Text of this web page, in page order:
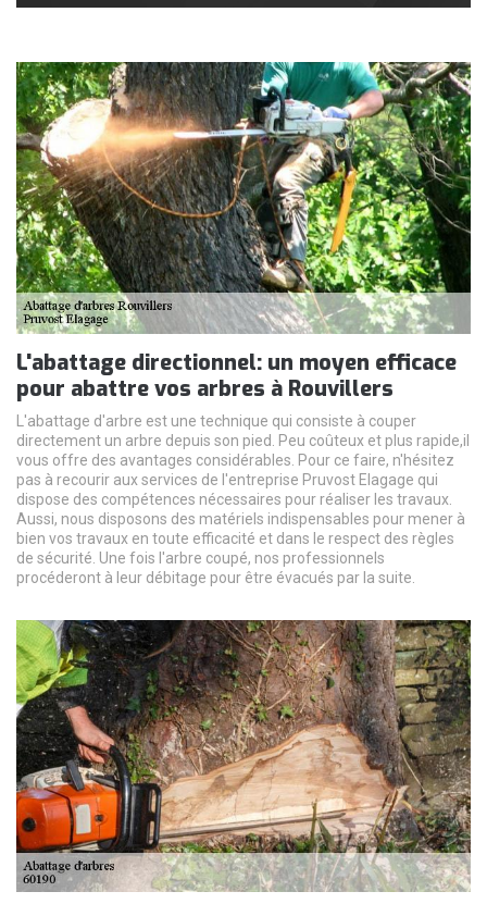
L'abattage directionnel: un moyen efficace
pour abattre vos arbres à Rouvillers
L'abattage d'arbre est une technique qui consiste à couper
directement un arbre depuis son pied. Peu coûteux et plus rapide,il
vous offre des avantages considérables. Pour ce faire, n'hésitez
pas à recourir aux services de l'entreprise Pruvost Elagage qui
dispose des compétences nécessaires pour réaliser les travaux.
Aussi, nous disposons des matériels indispensables pour mener à
bien vos travaux en toute efficacité et dans le respect des règles
de sécurité. Une fois l'arbre coupé, nos professionnels
procéderont à leur débitage pour être évacués par la suite.